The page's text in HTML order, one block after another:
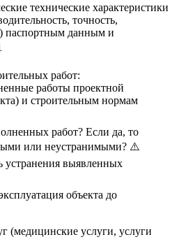
технические характеристики
точность,
паспортным данным и
работ:
работы проектной
и строительным нормам
работ? Если да, то
или неустранимыми? ⚠️
устранения выявленных
объекта до
(медицинские услуги, услуги